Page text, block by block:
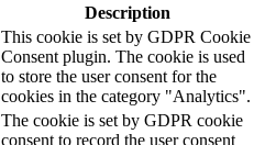
Description
This cookie is set by GDPR Cookie
Consent plugin. The cookie is used
to store the user consent for the
cookies in the category "Analytics".
The cookie is set by GDPR cookie
consent to record the user consent